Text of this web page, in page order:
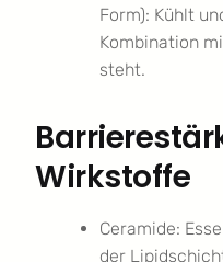
Form): Kühlt
Kombination
steht.
Wirkstoffe
Ceramide:
der